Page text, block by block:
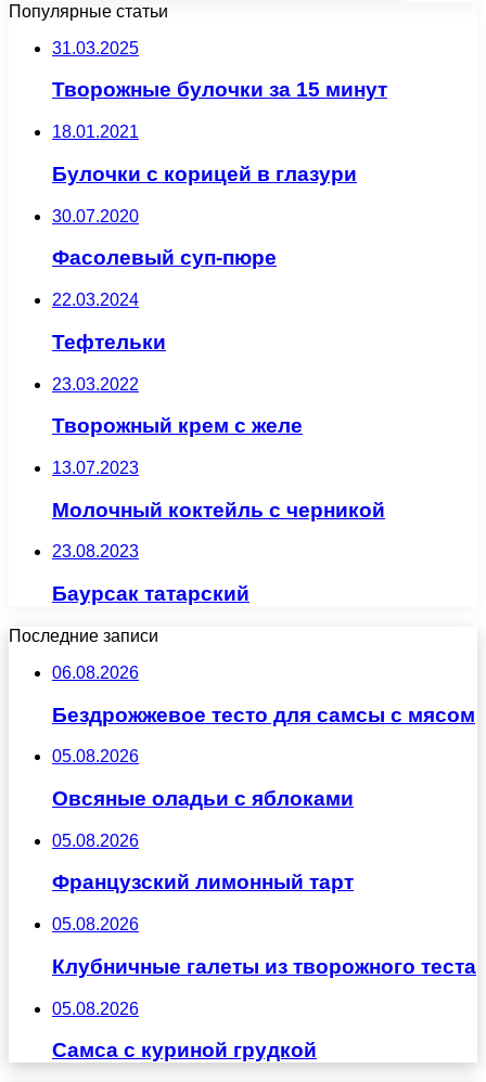
Популярные статьи
31.03.2025
Творожные булочки за 15 минут
18.01.2021
Булочки с корицей в глазури
30.07.2020
Фасолевый суп-пюре
22.03.2024
Тефтельки
23.03.2022
Творожный крем с желе
13.07.2023
Молочный коктейль с черникой
23.08.2023
Баурсак татарский
Последние записи
06.08.2026
Бездрожжевое тесто для самсы с мясом
05.08.2026
Овсяные оладьи с яблоками
05.08.2026
Французский лимонный тарт
05.08.2026
Клубничные галеты из творожного теста
05.08.2026
Самса с куриной грудкой